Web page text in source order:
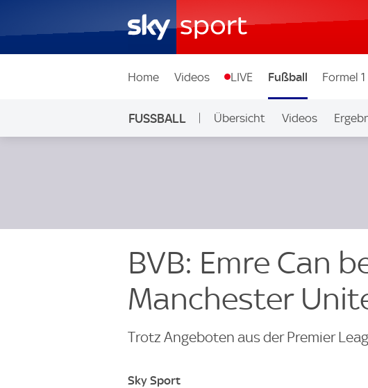
Home Videos LIVE Fußball Formel 1
FUSSBALL Übersicht Videos
BVB: Emre Can
Manchester
Trotz Angeboten aus der Premier
Sky Sport